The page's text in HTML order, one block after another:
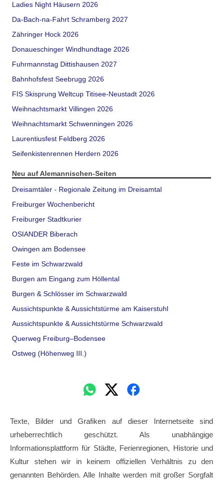
Ladies Night Häusern 2026
Da-Bach-na-Fahrt Schramberg 2027
Zähringer Hock 2026
Donaueschinger Windhundtage 2026
Fuhrmannstag Dittishausen 2027
Bahnhofsfest Seebrugg 2026
FIS Skisprung Weltcup Titisee-Neustadt 2026
Weihnachtsmarkt Villingen 2026
Weihnachtsmarkt Schwenningen 2026
Laurentiusfest Feldberg 2026
Seifenkistenrennen Herdern 2026
Neu auf Alemannischen-Seiten
Dreisamtäler - Regionale Zeitung im Dreisamtal
Freiburger Wochenbericht
Freiburger Stadtkurier
OSIANDER Biberach
Owingen am Bodensee
Feste im Schwarzwald
Burgen am Eingang zum Höllental
Burgen & Schlösser im Schwarzwald
Aussichtspunkte & Aussichtstürme am Kaiserstuhl
Aussichtspunkte & Aussichtstürme Schwarzwald
Querweg Freiburg–Bodensee
Ostweg (Höhenweg III.)
Texte, Bilder und Grafiken auf dieser Internetseite sind
urheberrechtlich geschützt. Als unabhängige
Informationsplattform für Städte, Ferienregionen, Historie und
Kultur stehen wir in keinem offiziellen Verhältnis zu den
genannten Behörden. Alle Inhalte werden mit großer Sorgfalt